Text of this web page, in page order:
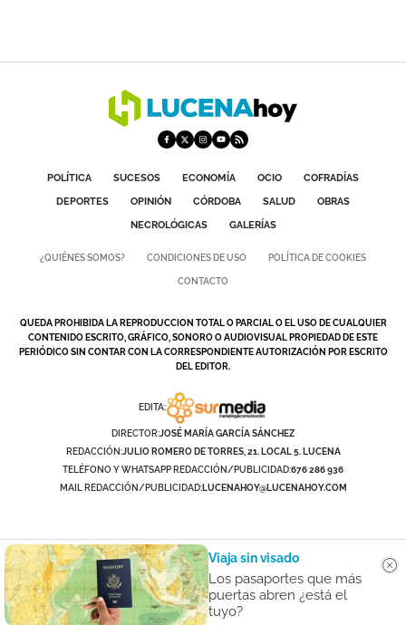
POLÍTICA SUCESOS ECONOMÍA OCIO
COFRADÍAS
DEPORTES
OPINIÓN CÓRDOBA SALUD
OBRAS
NECROLÓGICAS
GALERÍAS
¿QUIÉNES SOMOS? CONDICIONES DE USO POLÍTICA DE COOKIES
CONTACTO
QUEDA PROHIBIDA LA REPRODUCCION TOTAL O PARCIAL O EL USO DE CUALQUIER
CONTENIDO ESCRITO, GRÁFICO, SONORO O AUDIOVISUAL PROPIEDAD DE ESTE
PERIÓDICO SIN CONTAR CON LA CORRESPONDIENTE AUTORIZACIÓN POR ESCRITO
DEL EDITOR.
EDITA:
DIRECTOR:JOSÉ MARÍA GARCÍA SÁNCHEZ
REDACCIÓN:JULIO ROMERO DE TORRES, 21. LOCAL 5. LUCENA
TELÉFONO Y WHATSAPP REDACCIÓN/PUBLICIDAD:676 286 936
MAIL REDACCIÓN/PUBLICIDAD:LUCENAHOY@LUCENAHOY.COM
Viaja sin visado
Los pasaportes que más
puertas abren ¿está el
tuyo?